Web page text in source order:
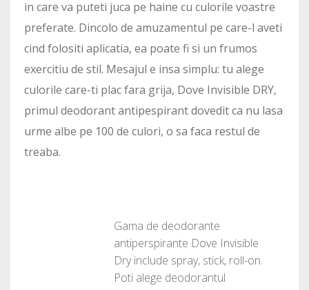
in care va puteti juca pe haine cu culorile voastre
preferate. Dincolo de amuzamentul pe care-l aveti
cind folositi aplicatia, ea poate fi si un frumos
exercitiu de stil. Mesajul e insa simplu: tu alege
culorile care-ti plac fara grija, Dove Invisible DRY,
primul deodorant antipespirant dovedit ca nu lasa
urme albe pe 100 de culori, o sa faca restul de
treaba.
Gama de deodorante
antiperspirante Dove Invisible
Dry include spray, stick, roll-on.
Poti alege deodorantul